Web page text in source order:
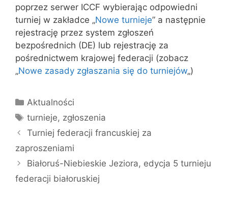
poprzez serwer ICCF wybierając odpowiedni
turniej w zakładce „Nowe turnieje” a następnie
rejestrację przez system zgłoszeń
bezpośrednich (DE) lub rejestrację za
pośrednictwem krajowej federacji (zobacz
„Nowe zasady zgłaszania się do turniejów„)
Kategorie
Aktualności
Tagi
turnieje, zgłoszenia
Turniej federacji francuskiej za
zaproszeniami
Białoruś-Niebieskie Jeziora, edycja 5 turnieju
federacji białoruskiej